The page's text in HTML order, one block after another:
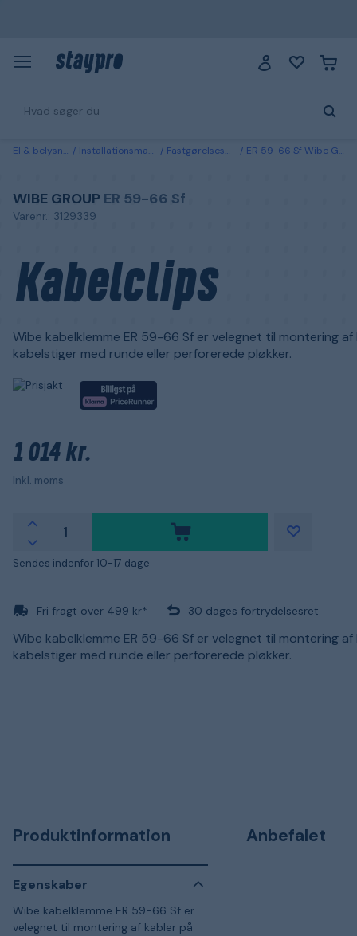
El & belysning Installationsmateriale Fastgørelsesmateriale ER 59-66 Sf Wibe Group Kabelclips
WIBE GROUP ER 59-66 Sf
Varenr.: 3129339
Kabelclips
Wibe kabelklemme ER 59-66 Sf er velegnet til montering
kabelstiger med runde eller perforerede pløkker.
1 014 kr.
Inkl. moms
Sendes indenfor 10-17 dage
Fri fragt over 499 kr* 30 dages fortrydelsesret
Wibe kabelklemme ER 59-66 Sf er velegnet til montering
kabelstiger med runde eller perforerede pløkker.
Produktinformation
Egenskaber
Wibe kabelklemme ER 59-66 Sf er
velegnet til montering af kabler på
Anbefalet